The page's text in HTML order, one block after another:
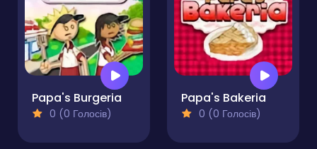
Papa's Burgeria
0 (0 Голосів)
Papa's Bakeria
0 (0 Голосів)